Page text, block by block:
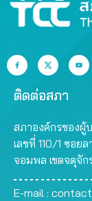
ติดต่อสภา
สภาองค์กรของผู้
เลขที่ 110/1 ซอย
จอมพล เขตจตุจั
E-mail :